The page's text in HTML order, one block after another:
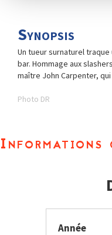
Synopsis
Un tueur surnaturel
bar. Hommage aux
maître John Carpenter,
Photo DR
Informations
Année